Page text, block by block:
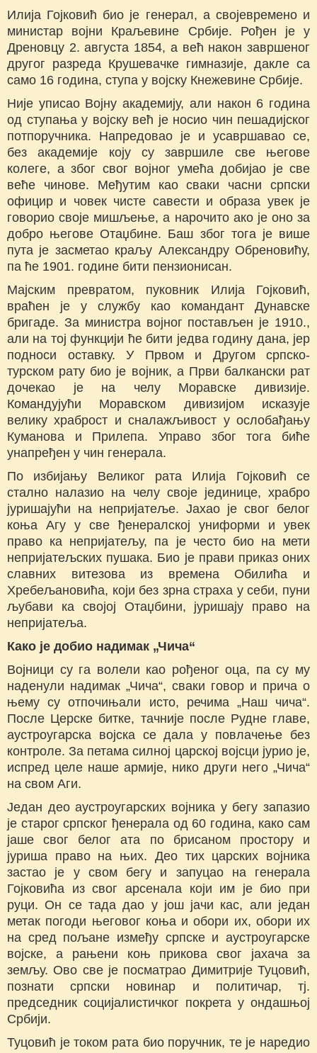
Илија Гојковић био је генерал, а својевремено и
министар војни Краљевине Србије. Рођен је у
Дреновцу 2. августа 1854, а већ након завршеног
другог разреда Крушевачке гимназије, дакле са
само 16 година, ступа у војску Кнежевине Србије.
Није уписао Војну академију, али након 6 година
од ступања у војску већ је носио чин пешадијског
потпоручника. Напредовао је и усавршавао се,
без академије коју су завршиле све његове
колеге, а због свог војног умећа добијао је све
веће чинове. Међутим као сваки часни српски
официр и човек чисте савести и образа увек је
говорио своје мишљење, а нарочито ако је оно за
добро његове Отаџбине. Баш због тога је више
пута је засметао краљу Александру Обреновићу,
па ће 1901. године бити пензионисан.
Мајским превратом, пуковник Илија Гојковић,
враћен је у службу као командант Дунавске
бригаде. За министра војног постављен је 1910.,
али на тој функцији ће бити једва годину дана, јер
подноси оставку. У Првом и Другом српско-
турском рату био је војник, а Први балкански рат
дочекао је на челу Моравске дивизије.
Командујући Моравском дивизијом исказује
велику храброст и сналажљивост у ослобађању
Куманова и Прилепа. Управо због тога биће
унапређен у чин генерала.
По избијању Великог рата Илија Гојковић се
стално налазио на челу своје јединице, храбро
јуришајући на непријатеље. Јахао је свог белог
коња Агу у све ђенералској униформи и увек
право ка непријатељу, па је често био на мети
непријатељских пушака. Био је прави приказ оних
славних витезова из времена Обилића и
Хребељановића, који без зрна страха у себи, пуни
љубави ка својој Отаџбини, јуришају право на
непријатеља.
Како је добио надимак „Чича“
Војници су га волели као рођеног оца, па су му
наденули надимак „Чича“, сваки говор и прича о
њему су отпочињали исто, речима „Наш чича“.
После Церске битке, тачније после Рудне главе,
аустроугарска војска се дала у повлачење без
контроле. За петама силној царској војсци јурио је,
испред целе наше армије, нико други него „Чича“
на свом Аги.
Један део аустроугарских војника у бегу запазио
је старог српског ђенерала од 60 година, како сам
јаше свог белог ата по брисаном простору и
јуриша право на њих. Део тих царских војника
застао је у свом бегу и запуцао на генерала
Гојковића из свог арсенала који им је био при
руци. Он се тада дао у још јачи кас, али један
метак погоди његовог коња и обори их, обори их
на сред пољане између српске и аустроугарске
војске, а рањени коњ прикова свог јахача за
земљу. Ово све је посматрао Димитрије Туцовић,
познати српски новинар и политичар, тј.
председник социјалистичког покрета у ондашњој
Србији.
Туцовић је током рата био поручник, те је наредио